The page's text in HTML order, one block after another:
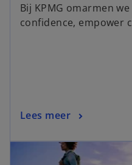
Bij KPMG omarmen
confidence, empower
Lees meer